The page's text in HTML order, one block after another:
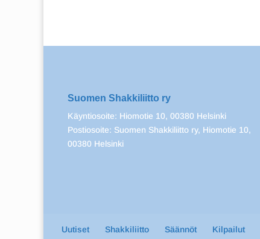
Suomen Shakkiliitto ry
Käyntiosoite: Hiomotie 10, 00380 Helsinki
Postiosoite: Suomen Shakkiliitto ry, Hiomotie 10,
00380 Helsinki
Uutiset Shakkiliitto Säännöt Kilpailut